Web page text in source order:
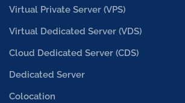
Virtual Private Server (VPS)
Virtual Dedicated Server (VDS)
Cloud Dedicated Server (CDS)
Dedicated Server
Colocation